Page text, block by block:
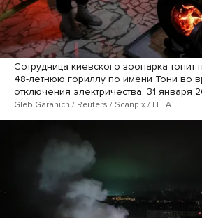
Сотрудница киевского зоопарка топит
48-летнюю гориллу по имени Тони во
отключения электричества. 31 января
Gleb Garanich / Reuters / Scanpix / LETA